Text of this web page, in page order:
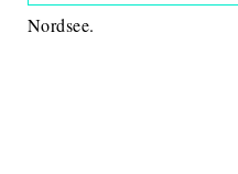
Nordsee.